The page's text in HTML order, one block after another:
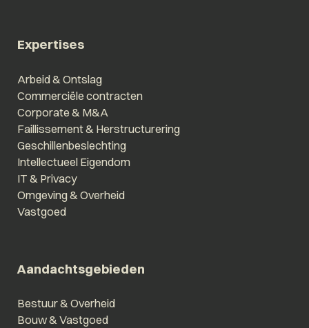
Expertises
Arbeid & Ontslag
Commerciële contracten
Corporate & M&A
Faillissement & Herstructurering
Geschillenbeslechting
Intellectueel Eigendom
IT & Privacy
Omgeving & Overheid
Vastgoed
Aandachtsgebieden
Bestuur & Overheid
Bouw & Vastgoed